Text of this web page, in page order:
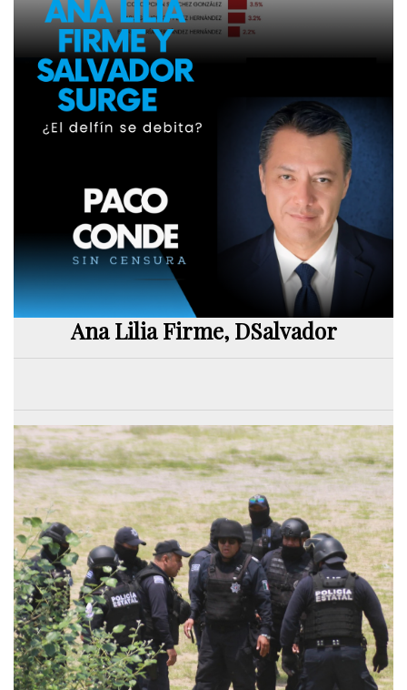
Ana Lilia Firme, DSalvador